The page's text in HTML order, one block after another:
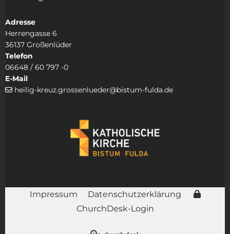
Adresse
Herrengasse 6
36137 Großenlüder
Telefon
06648 / 60 797 -0
E-Mail
 heilig-kreuz.grossenlueder@bistum-fulda.de
Impressum
Datenschutzerklärung
ChurchDesk-Login